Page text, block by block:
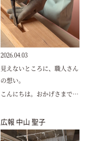
2026.04.03
見えないところに、職人さん
の想い。
こんにちは。おかげさまで…
広報 中山 聖子